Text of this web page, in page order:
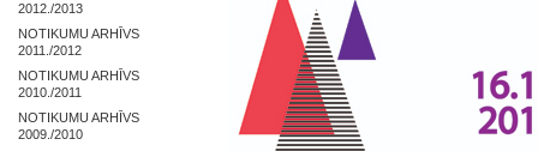
2012./2013
NOTIKUMU ARHĪVS
2011./2012
NOTIKUMU ARHĪVS
2010./2011
NOTIKUMU ARHĪVS
2009./2010